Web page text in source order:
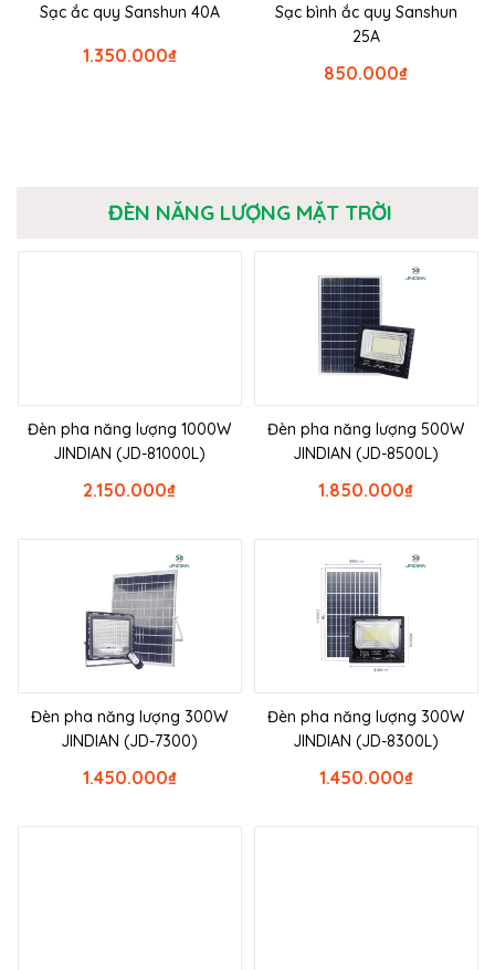
Sạc ắc quy Sanshun 40A
₫
1.350.000
Sạc bình ắc quy Sanshun
25A
₫
850.000
ĐÈN NĂNG LƯỢNG MẶT TRỜI
Đèn pha năng lượng 1000W
JINDIAN (JD-81000L)
₫
2.150.000
Đèn pha năng lượng 500W
JINDIAN (JD-8500L)
₫
1.850.000
Đèn pha năng lượng 300W
JINDIAN (JD-7300)
₫
1.450.000
Đèn pha năng lượng 300W
JINDIAN (JD-8300L)
₫
1.450.000